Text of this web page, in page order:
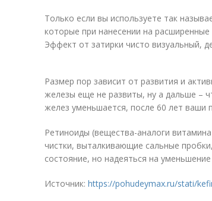
Только если вы используете так
которые при нанесении на
Эффект от затирки чисто визуальный,
Размер пор зависит от развития и
железы еще не развиты, ну а дальше –
желез уменьшается, после 60 лет ваши
Ретиноиды (вещества-аналоги
чистки, выталкивающие сальные
состояние, но надеяться на
Источник: https://pohudeymax.ru/stati/